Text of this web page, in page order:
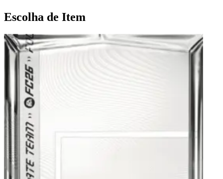
Escolha de Item